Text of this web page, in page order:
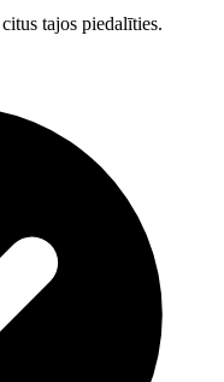
tajos piedalīties.